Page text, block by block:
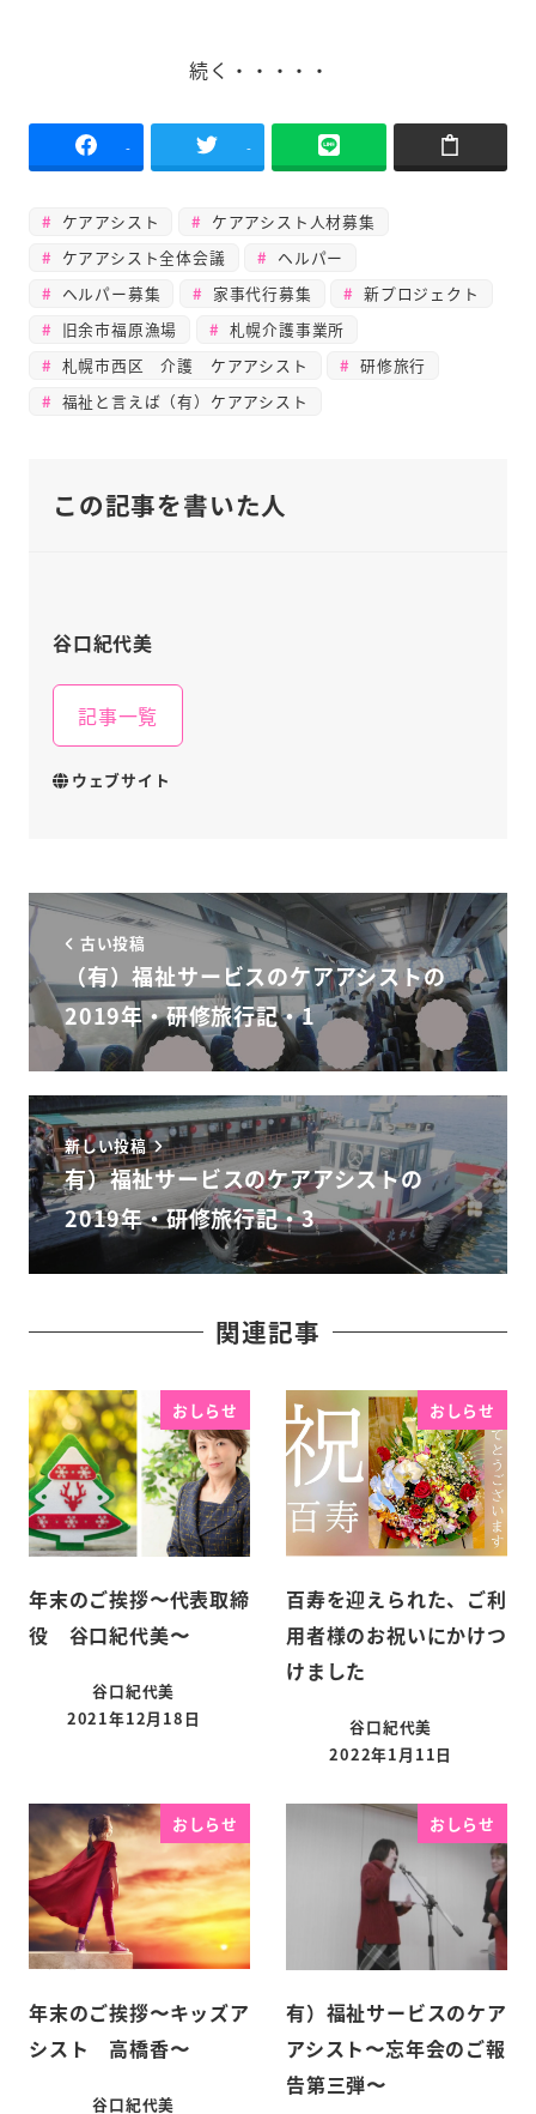
続く・・・・・
- -
ケアアシスト
ケアアシスト人材募集
ケアアシスト全体会議
ヘルパー
ヘルパー募集
家事代行募集
新プロジェクト
旧余市福原漁場
札幌介護事業所
札幌市西区 介護 ケアアシスト
研修旅行
福祉と言えば（有）ケアアシスト
この記事を書いた人
谷口紀代美
記事一覧
ウェブサイト
古い投稿
（有）福祉サービスのケアアシストの
2019年・研修旅行記・1
新しい投稿
有）福祉サービスのケアアシストの
2019年・研修旅行記・3
関連記事
おしらせ
年末のご挨拶〜代表取締
役 谷口紀代美〜
谷口紀代美
2021年12月18日
おしらせ
百寿を迎えられた、ご利
用者様のお祝いにかけつ
けました
谷口紀代美
2022年1月11日
おしらせ
年末のご挨拶〜キッズア
シスト 高橋香〜
谷口紀代美
おしらせ
有）福祉サービスのケア
アシスト〜忘年会のご報
告第三弾〜